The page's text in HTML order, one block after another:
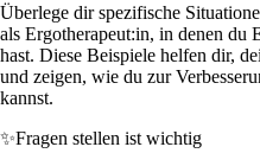
Überlege dir spezifische
als Ergotherapeut:in, in denen du
hast. Diese Beispiele helfen dir,
und zeigen, wie du zur
kannst.
✨Fragen stellen ist wichtig